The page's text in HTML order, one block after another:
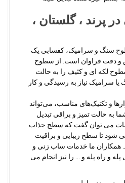
پرند ، گلستان ،
سنگ و سرامیک، کفسابی یک
و دقت فراوان است. از سطوح
لکه ای و کثیف را به حالت
یا سرامیک نیاز به رسیدگی و کار
و تکنیک‌های مناسب، می‌تواند
به حالت تمیز و براقی تبدیل
می توان گفت که سطح جذاب
تا سطح زیبایی و براقیت
همکاران ما خدمات ساب زنی و
و راه پله و … را نیز انجام می